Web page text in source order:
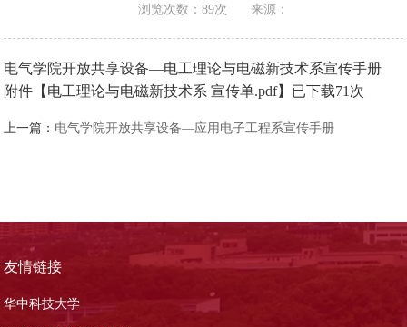
浏览次数： 89次 来源：
电气学院开放共享设备—电工理论与电磁新技术系宣传手册
附件【 电工理论与电磁新技术系 宣传单.pdf】已下载71 次
上一篇： 电气学院开放共享设备—应用电子工程系宣传手册
友情链接
华中科技大学